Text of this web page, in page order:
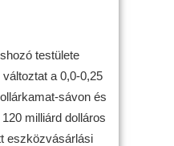
testülete
a 0,0-0,25
sávon és
milliárd dolláros
eszközvásárlási